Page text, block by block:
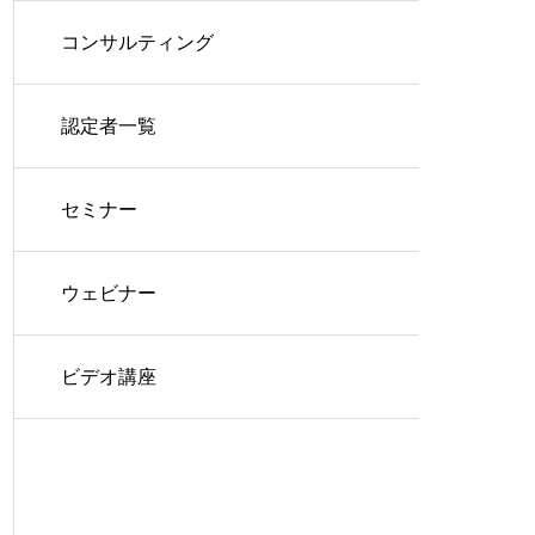
コンサルティング
認定者一覧
セミナー
ウェビナー
ビデオ講座